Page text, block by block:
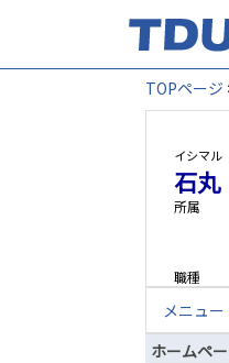
TOPページ
イシマ
石
所属
職種
メニュー
ホームペ